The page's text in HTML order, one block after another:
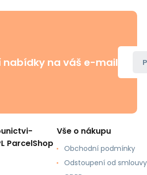
nabídky na váš e-mail
ParcelShop
Vše o nákupu
Obchodní podmínky
Odstoupení od smlouvy